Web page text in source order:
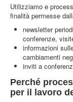
Utilizziamo e
finalità permesse
newsletter
conferenze,
informazioni
cambiamenti
inviti a
Perché
per il lavoro